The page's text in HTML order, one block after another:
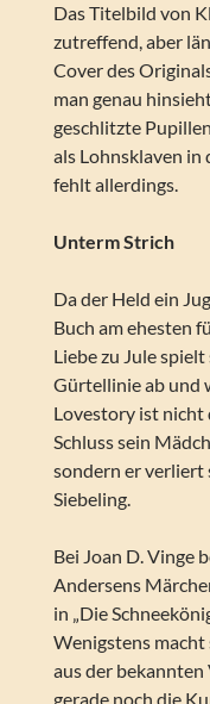
Das Titelbild von
zutreffend, aber
Cover des
man genau
geschlitzte
als Lohnsklaven in
fehlt allerdings.
Unterm Strich
Da der Held ein
Buch am ehesten
Liebe zu Jule
Gürtellinie ab und
Lovestory ist nicht
Schluss sein
sondern er verliert
Siebeling.
Bei Joan D. Vinge
Andersens
in „Die
Wenigstens macht
aus der bekannten
gerade noch die